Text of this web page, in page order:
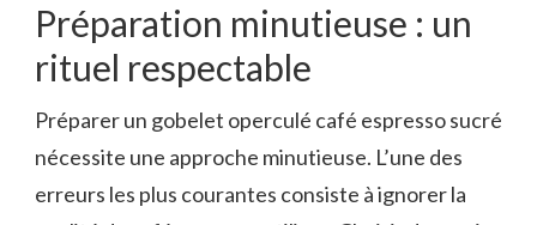
Préparation minutieuse : un
rituel respectable
Préparer un gobelet operculé café espresso sucré
nécessite une approche minutieuse. L’une des
erreurs les plus courantes consiste à ignorer la